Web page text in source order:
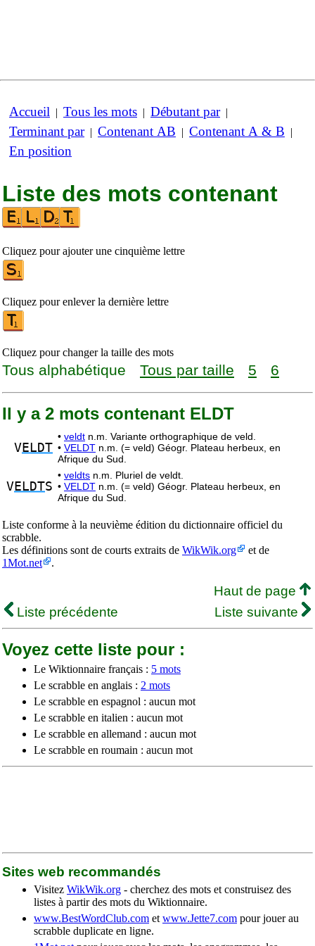
Accueil | Tous les mots | Débutant par|
Terminant par| Contenant AB | Contenant A & B |
En position
Liste des mots contenant
Cliquez pour ajouter une cinquième lettre
Cliquez pour enlever la dernière lettre
Cliquez pour changer la taille des mots
Tous alphabétique Tous par taille 5 6
Il y a 2 mots contenant ELDT
VELDT
• veldt n.m. Variante orthographique de veld.
• VELDT n.m. (= veld) Géogr. Plateau herbeux, en
Afrique du Sud.
VELDTS
• veldts n.m. Pluriel de veldt.
• VELDT n.m. (= veld) Géogr. Plateau herbeux, en
Afrique du Sud.
Liste conforme à la neuvième édition du dictionnaire officiel du
scrabble.
Les définitions sont de courts extraits de WikWik.org
et de
1Mot.net
.
Haut de page
Liste précédente
Liste suivante
Voyez cette liste pour :
Le Wiktionnaire français : 5 mots
Le scrabble en anglais : 2 mots
Le scrabble en espagnol : aucun mot
Le scrabble en italien : aucun mot
Le scrabble en allemand : aucun mot
Le scrabble en roumain : aucun mot
Sites web recommandés
Visitez WikWik.org - cherchez des mots et construisez des
listes à partir des mots du Wiktionnaire.
www.BestWordClub.com et www.Jette7.com pour jouer au
scrabble duplicate en ligne.